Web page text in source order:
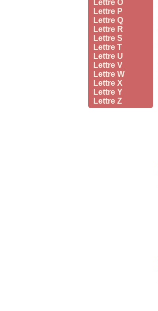
Lettre O
Lettre P
Lettre Q
Lettre R
Lettre S
Lettre T
Lettre U
Lettre V
Lettre W
Lettre X
Lettre Y
Lettre Z